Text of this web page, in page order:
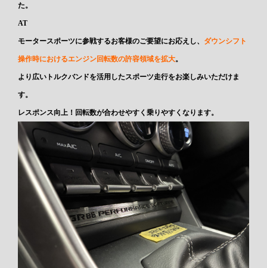
た。
AT
モータースポーツに参戦するお客様のご要望にお応えし、 ダウンシフト
操作時におけるエンジン回転数の許容領域を拡大。
より広いトルクバンドを活用したスポーツ走行をお楽しみいただけま
す。
レスポンス向上！回転数が合わせやすく乗りやすくなります。